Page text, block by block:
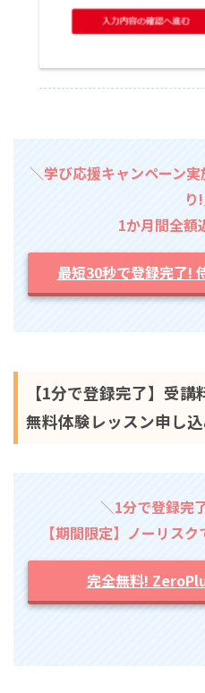
＼学び応援キャンペーン
り
1か月間全額
最短30秒で登録完了!
【1分で登録完了】受
無料体験レッスン申し
＼1分で登録完
【期間限定】ノーリス
完全無料!